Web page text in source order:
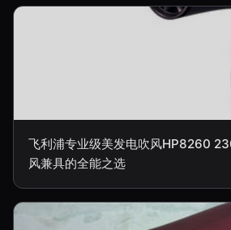
飞利浦专业级美发电吹风HP8260
风兼具的全能之选